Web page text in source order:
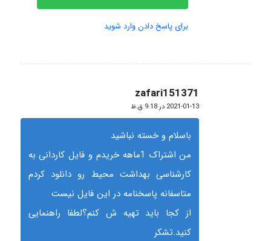
برای پاسخ دادن وارد شوید
zafari151371
گفته:
2021-01-13 در 9:18 ق.ظ
باسلام و خسته نباشید
من اشتراک 1ماهه خریدم و فایل کاردانی به
کارشناسی بهداشت محیط رو دانلود کردم
متاسفانه پاسخنامه در این فایل نیست
از کجا باید تهیه ش کنم؟لطفا راهنمایی
کنید.تشکر